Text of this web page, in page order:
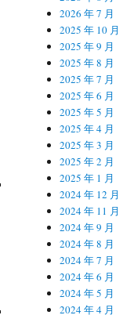
2026 年 7 月
2025 年 10 月
2025 年 9 月
2025 年 8 月
2025 年 7 月
2025 年 6 月
2025 年 5 月
2025 年 4 月
2025 年 3 月
2025 年 2 月
2025 年 1 月
2024 年 12 月
2024 年 11 月
2024 年 9 月
2024 年 8 月
2024 年 7 月
2024 年 6 月
2024 年 5 月
2024 年 4 月